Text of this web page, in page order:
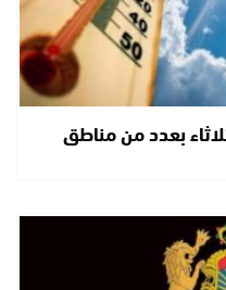
بعدد من مناطق